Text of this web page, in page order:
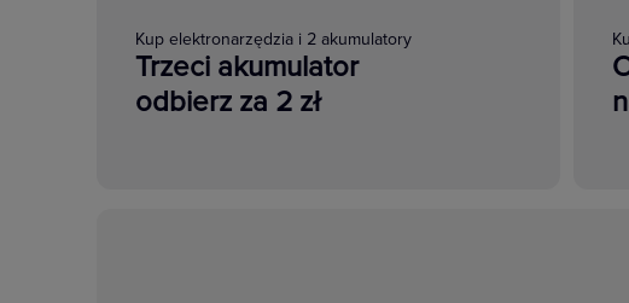
Kup elektronarzędzia i 2 akumulatory
Trzeci akumulator
odbierz za 2 zł